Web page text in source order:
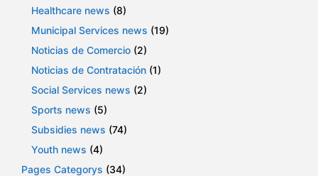
Healthcare news (8)
Municipal Services news (19)
Noticias de Comercio (2)
Noticias de Contratación (1)
Social Services news (2)
Sports news (5)
Subsidies news (74)
Youth news (4)
Pages Categorys (34)